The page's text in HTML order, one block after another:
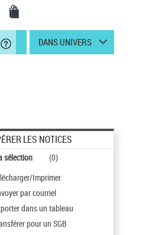
DANS UNIVERS
LES NOTICES
sélection (0)
Imprimer
par courriel
dans un tableau
pour un SGB